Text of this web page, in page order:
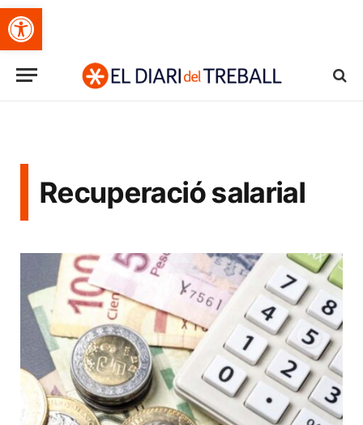
Obre la barra d'eines
Recuperació salarial